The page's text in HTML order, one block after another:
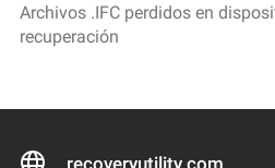
Archivos .IFC perdidos en
recuperación
recoveryutility.com